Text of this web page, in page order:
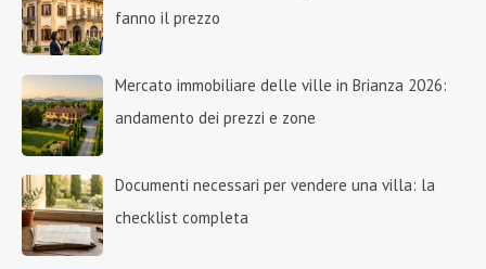
fanno il prezzo
Mercato immobiliare delle ville in Brianza 2026:
andamento dei prezzi e zone
Documenti necessari per vendere una villa: la
checklist completa